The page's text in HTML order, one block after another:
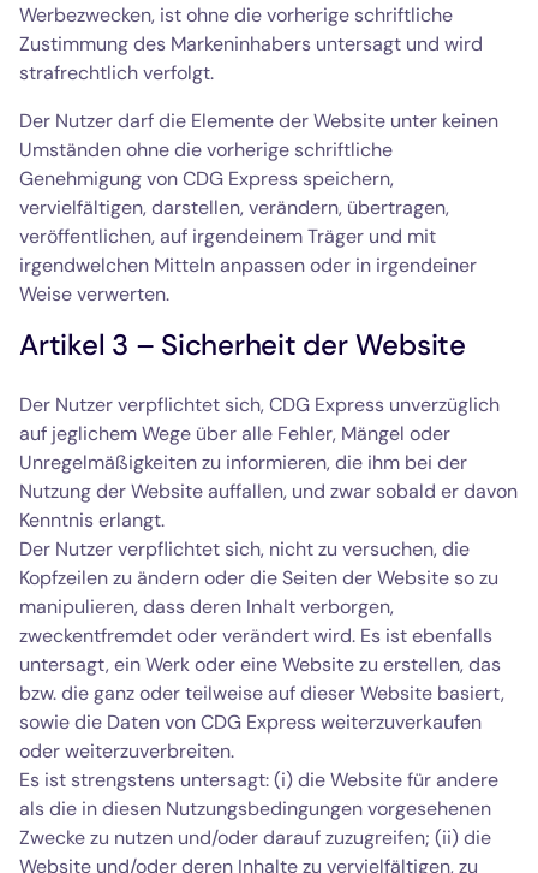
Werbezwecken, ist ohne die vorherige schriftliche
Zustimmung des Markeninhabers untersagt und wird
strafrechtlich verfolgt.
Der Nutzer darf die Elemente der Website unter keinen
Umständen ohne die vorherige schriftliche
Genehmigung von CDG Express speichern,
vervielfältigen, darstellen, verändern, übertragen,
veröffentlichen, auf irgendeinem Träger und mit
irgendwelchen Mitteln anpassen oder in irgendeiner
Weise verwerten.
Artikel 3 – Sicherheit der Website
Der Nutzer verpflichtet sich, CDG Express unverzüglich
auf jeglichem Wege über alle Fehler, Mängel oder
Unregelmäßigkeiten zu informieren, die ihm bei der
Nutzung der Website auffallen, und zwar sobald er davon
Kenntnis erlangt.
Der Nutzer verpflichtet sich, nicht zu versuchen, die
Kopfzeilen zu ändern oder die Seiten der Website so zu
manipulieren, dass deren Inhalt verborgen,
zweckentfremdet oder verändert wird. Es ist ebenfalls
untersagt, ein Werk oder eine Website zu erstellen, das
bzw. die ganz oder teilweise auf dieser Website basiert,
sowie die Daten von CDG Express weiterzuverkaufen
oder weiterzuverbreiten.
Es ist strengstens untersagt: (i) die Website für andere
als die in diesen Nutzungsbedingungen vorgesehenen
Zwecke zu nutzen und/oder darauf zuzugreifen; (ii) die
Website und/oder deren Inhalte zu vervielfältigen, zu